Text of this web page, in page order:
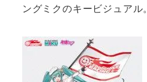
ングミクのキービジュアル。